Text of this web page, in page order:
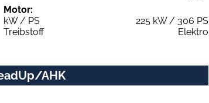
Motor:
kW / PS
225 kW / 306 PS
Treibstoff
Elektro
AHK